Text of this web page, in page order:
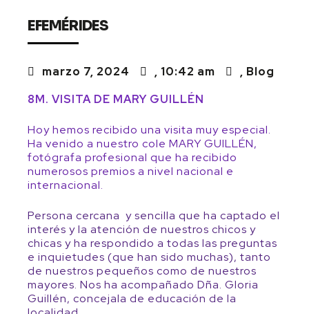
EFEMÉRIDES
marzo 7, 2024 , 10:42 am , Blog
8M. VISITA DE MARY GUILLÉN
Hoy hemos recibido una visita muy especial.
Ha venido a nuestro cole MARY GUILLÉN,
fotógrafa profesional que ha recibido
numerosos premios a nivel nacional e
internacional.
Persona cercana y sencilla que ha captado el
interés y la atención de nuestros chicos y
chicas y ha respondido a todas las preguntas
e inquietudes (que han sido muchas), tanto
de nuestros pequeños como de nuestros
mayores. Nos ha acompañado Dña. Gloria
Guillén, concejala de educación de la